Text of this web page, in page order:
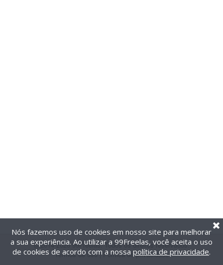
@2014-2026 99Freelas. Todos os direitos reservados.
Termos de uso| Política de privacidade
Nós fazemos uso de cookies em nosso site para melhorar
a sua experiência. Ao utilizar a 99Freelas, você aceita o uso
de cookies de acordo com a nossa política de privacidade.